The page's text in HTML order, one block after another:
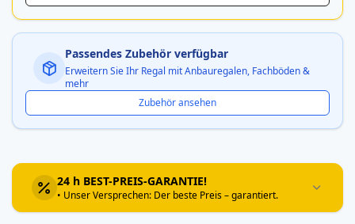
Passendes Zubehör verfügbar
Erweitern Sie Ihr Regal mit Anbauregalen, Fachböden &
mehr
Zubehör ansehen
24 h BEST-PREIS-GARANTIE!
• Unser Versprechen: Der beste Preis – garantiert.